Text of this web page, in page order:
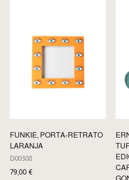
FUNKIE, PORTA-RETRATO
LARANJA
D00308
79,00 €